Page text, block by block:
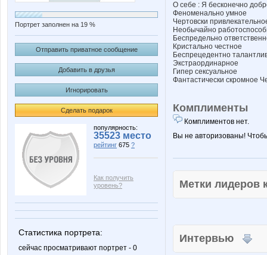
Портрет заполнен на 19 %
Отправить приватное сообщение
Добавить в друзья
Игнорировать
Сделать подарок
популярность:
35523 место
рейтинг 675 ?
Как получить
уровень?
Статистика портрета:
сейчас просматривают портрет - 0
О себе : Я бесконечно
Феноменально умное
Чертовски
Необычайно
Беспредельно
Кристально честное
Беспрецедентно
Экстраординарное
Гипер сексуальное
Фантастически скромное
Комплименты
Комплиментов нет.
Вы не авторизованы!
Метки
Интервью